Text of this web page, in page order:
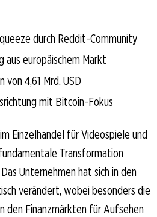
durch Reddit-Community
europäischem Markt
von 4,61 Mrd. USD
mit Bitcoin-Fokus
Einzelhandel für Videospiele und
Transformation
Unternehmen hat sich in den
verändert, wobei besonders die
den Finanzmärkten für Aufsehen